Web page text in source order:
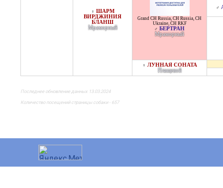
♀ ШАРМ
ВИРДЖИНИЯ
БЛАНШ
Мраморный
Grand CH Russia, CH Russia, CH
Ukraine, CH RKF
♂ БЕРТРАН
Мраморный
♂
♀ ЛУННАЯ СОНАТА
Плащевой
Последнее обновление данных 13.03.2024
Количество посещений страницы собаки - 657